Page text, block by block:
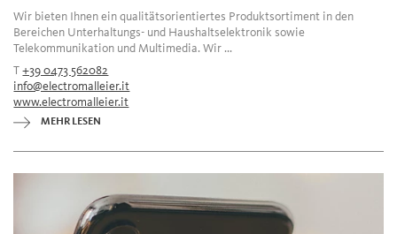
Wir bieten Ihnen ein qualitätsorientiertes Produktsortiment in den
Bereichen Unterhaltungs- und Haushaltselektronik sowie
Telekommunikation und Multimedia. Wir ...
T+39 0473 562082
info@electromalleier.it
www.electromalleier.it
MEHR LESEN